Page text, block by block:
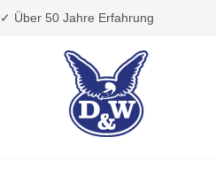
Hauptinhalt springen
Zur Suche springen
Zur Hauptnavigation springen
✓ Über 50 Jahre Erfahrung